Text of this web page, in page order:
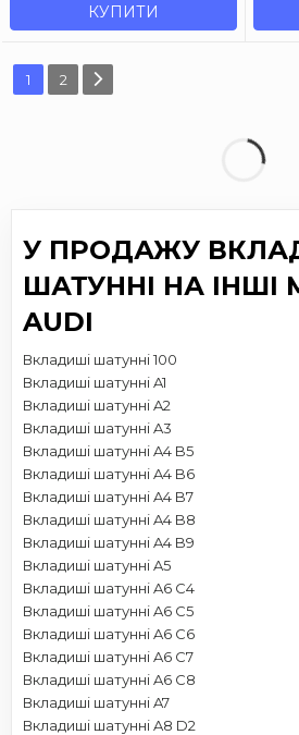
КУПИТИ
1 2
У ПРОДАЖУ
ШАТУННІ НА ІНШІ
AUDI
Вкладиші шатунні 100
Вкладиші шатунні A1
Вкладиші шатунні A2
Вкладиші шатунні A3
Вкладиші шатунні A4 B5
Вкладиші шатунні A4 B6
Вкладиші шатунні A4 B7
Вкладиші шатунні A4 B8
Вкладиші шатунні A4 B9
Вкладиші шатунні A5
Вкладиші шатунні A6 C4
Вкладиші шатунні A6 C5
Вкладиші шатунні A6 C6
Вкладиші шатунні A6 C7
Вкладиші шатунні A6 C8
Вкладиші шатунні A7
Вкладиші шатунні A8 D2